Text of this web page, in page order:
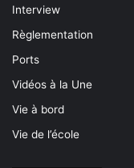
Interview
Règlementation
Ports
Vidéos à la Une
Vie à bord
Vie de l’école